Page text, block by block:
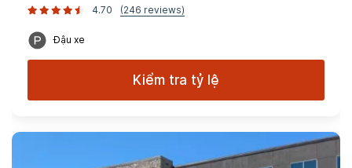
4.70
(246 reviews)
Đậu xe
Kiểm tra tỷ lệ